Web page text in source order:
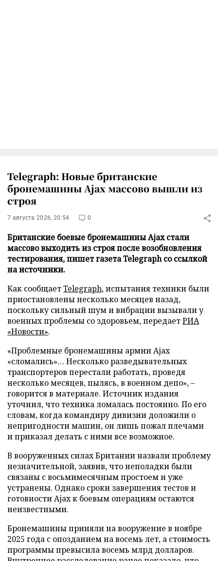
Telegraph: Новые британские
бронемашины Ajax массово вышли из
строя
7 августа 2026, 20:54 0
Британские боевые бронемашины Ajax стали
массово выходить из строя после возобновления
тестирования, пишет газета Telegraph со ссылкой
на источники.
Как сообщаетTelegraph, испытания техники были
приостановлены несколько месяцев назад,
поскольку сильный шум и вибрации вызывали у
военных проблемы со здоровьем, передаетРИА
«Новости».
«Проблемные бронемашины армии Ajax
«сломались»… Несколько разведывательных
транспортеров перестали работать, проведя
несколько месяцев, пылясь, в военном депо», –
говорится в материале. Источник издания
уточнил, что техника ломалась постоянно. По его
словам, когда командиру дивизии доложили о
непригодности машин, он лишь пожал плечами
и приказал делать с ними все возможное.
В вооруженных силах Британии назвали проблему
незначительной, заявив, что неполадки были
связаны с восьмимесячным простоем и уже
устранены. Однако сроки завершения тестов и
готовности Ajax к боевым операциям остаются
неизвестными.
Бронемашины приняли на вооружение в ноябре
2025 года с опозданием на восемь лет, а стоимость
программы превысила восемь млрд долларов.